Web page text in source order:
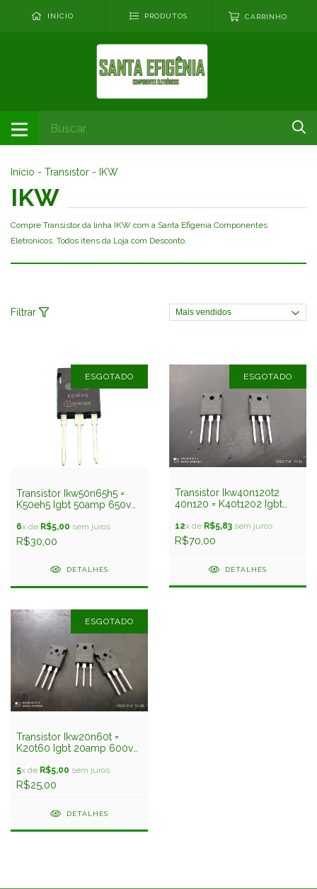
INÍCIO PRODUTOS CARRINHO
Início - Transistor - IKW
IKW
Compre Transistor da linha IKW com a Santa Efigenia Componentes
Eletronicos. Todos itens da Loja com Desconto.
Filtrar
ESGOTADO
Transistor Ikw50n65h5 =
K50eh5 Igbt 50amp 650v
6x de R$5,00 sem juros
R$30,00
DETALHES
ESGOTADO
Transistor Ikw40n120t2
40n120 = K40t1202 Igbt
Infineon
12x de R$5,83 sem juros
R$70,00
DETALHES
ESGOTADO
Transistor Ikw20n60t =
K20t60 Igbt 20amp 600v
5x de R$5,00 sem juros
R$25,00
DETALHES